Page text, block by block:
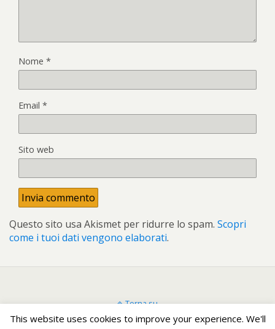
Nome *
Email *
Sito web
Questo sito usa Akismet per ridurre lo spam. Scopri
come i tuoi dati vengono elaborati.
Torna su
This website uses cookies to improve your experience. We'll